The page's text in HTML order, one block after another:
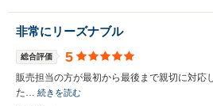
非常にリーズナブル
総合評価 5
販売担当の方が最初から最後まで親切に対応
た… 続きを読む